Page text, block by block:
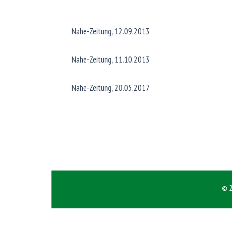
Nahe-Zeitung, 12.09.2013
Nahe-Zeitung, 11.10.2013
Nahe-Zeitung, 20.05.2017
©